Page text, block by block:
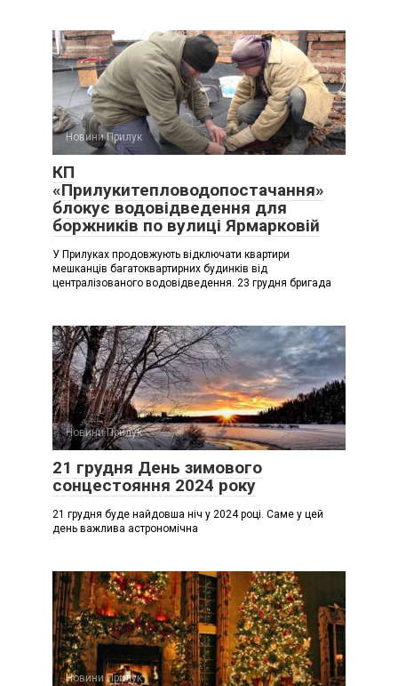
Новини Прилук
КП
«Прилукитепловодопостачання»
блокує водовідведення для
боржників по вулиці Ярмарковій
У Прилуках продовжують відключати квартири
мешканців багатоквартирних будинків від
централізованого водовідведення. 23 грудня бригада
Новини Прилук
21 грудня День зимового
сонцестояння 2024 року
21 грудня буде найдовша ніч у 2024 році. Саме у цей
день важлива астрономічна
Новини Прилук